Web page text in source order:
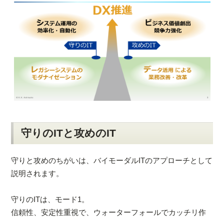
守りのITと攻めのIT
守りと攻めのちがいは、バイモーダルITのアプローチとして
説明されます。
守りのITは、モード1。
信頼性、安定性重視で、ウォーターフォールでカッチリ作